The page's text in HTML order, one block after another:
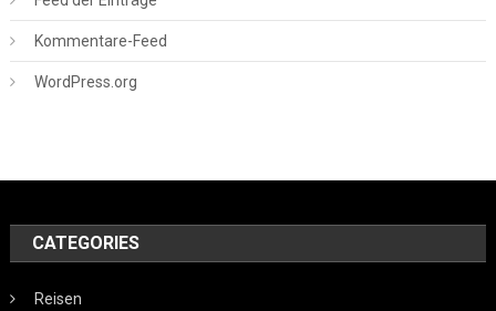
Kommentare-Feed
WordPress.org
CATEGORIES
Reisen